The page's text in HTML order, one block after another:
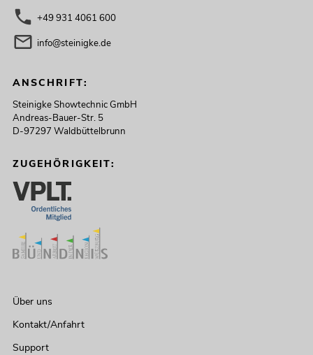
+49 931 4061 600
info@steinigke.de
ANSCHRIFT:
Steinigke Showtechnic GmbH
Andreas-Bauer-Str. 5
D-97297 Waldbüttelbrunn
ZUGEHÖRIGKEIT:
Über uns
Kontakt/Anfahrt
Support